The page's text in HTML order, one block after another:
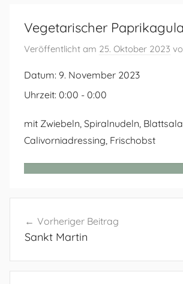
Vegetarischer
Veröffentlicht am 25. Oktober 2023
Datum: 9. November 2023
Uhrzeit: 0:00 - 0:00
mit Zwiebeln, Spiralnudeln,
Calivorniadressing, Frischobst
Vorheriger Beitrag
Sankt Martin